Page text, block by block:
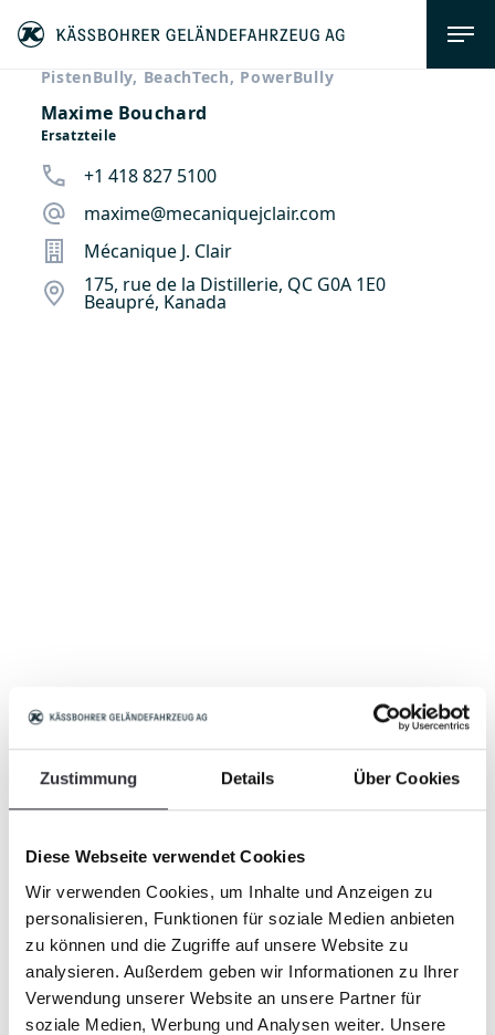
Zustimmung Details Über Cookies
Diese Webseite verwendet Cookies
Wir verwenden Cookies, um Inhalte und Anzeigen zu
personalisieren, Funktionen für soziale Medien anbieten
zu können und die Zugriffe auf unsere Website zu
analysieren. Außerdem geben wir Informationen zu Ihrer
Verwendung unserer Website an unsere Partner für
soziale Medien, Werbung und Analysen weiter. Unsere
PistenBully, BeachTech, PowerBully
Maxime Bouchard
Ersatzteile
+1 418 827 5100
maxime@mecaniquejclair.com
Mécanique J. Clair
175, rue de la Distillerie, QC G0A 1E0
Beaupré, Kanada